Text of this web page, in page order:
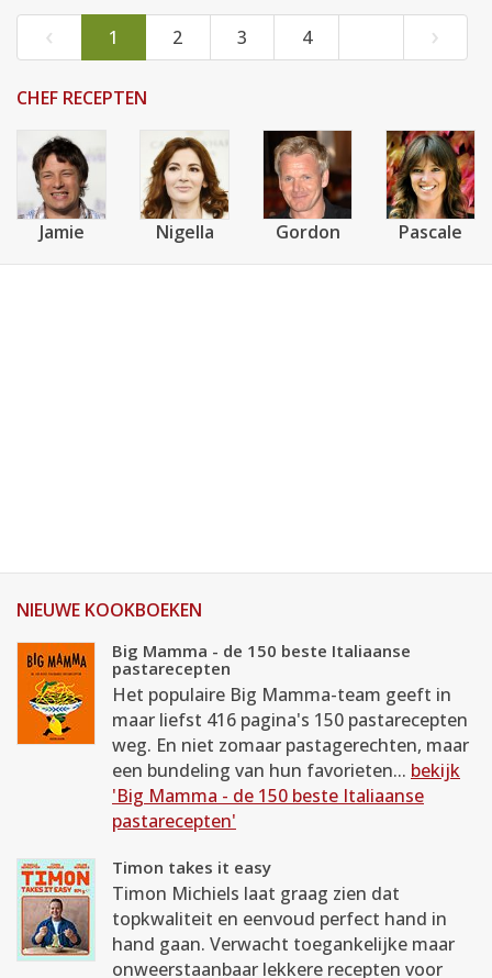
‹ 1 2 3 4 ›
CHEF RECEPTEN
Jamie Nigella Gordon Pascale
NIEUWE KOOKBOEKEN
Big Mamma - de 150 beste Italiaanse
pastarecepten
Het populaire Big Mamma-team geeft in
maar liefst 416 pagina's 150 pastarecepten
weg. En niet zomaar pastagerechten, maar
een bundeling van hun favorieten... bekijk
'Big Mamma - de 150 beste Italiaanse
pastarecepten'
Timon takes it easy
Timon Michiels laat graag zien dat
topkwaliteit en eenvoud perfect hand in
hand gaan. Verwacht toegankelijke maar
onweerstaanbaar lekkere recepten voor